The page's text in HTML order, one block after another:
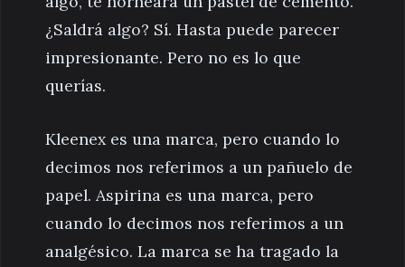
¿Saldrá algo? Sí. Hasta puede parecer
impresionante. Pero no es lo que
querías.
Kleenex es una marca, pero cuando lo
decimos nos referimos a un pañuelo de
papel. Aspirina es una marca, pero
cuando lo decimos nos referimos a un
analgésico. La marca se ha tragado la